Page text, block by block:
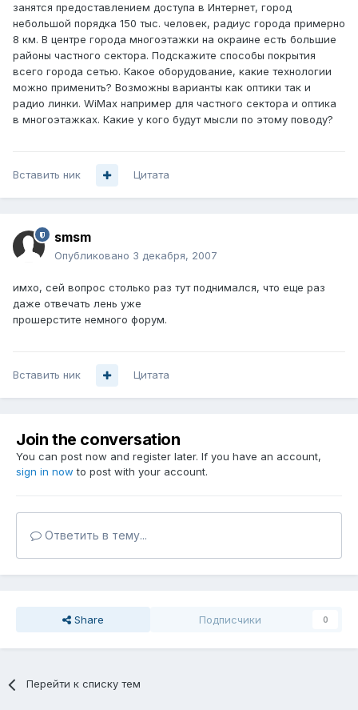
занятся предоставлением доступа в Интернет, город
небольшой порядка 150 тыс. человек, радиус города примерно
8 км. В центре города многоэтажки на окраине есть большие
районы частного сектора. Подскажите способы покрытия
всего города сетью. Какое оборудование, какие технологии
можно применить? Возможны варианты как оптики так и
радио линки. WiMax например для частного сектора и оптика
в многоэтажках. Какие у кого будут мысли по этому поводу?
Вставить ник Цитата
smsm
Опубликовано 3 декабря, 2007
имхо, сей вопрос столько раз тут поднимался, что еще раз
даже отвечать лень уже
прошерстите немного форум.
Вставить ник Цитата
Join the conversation
You can post now and register later. If you have an account,
sign in now to post with your account.
Ответить в тему...
Share Подписчики 0
Перейти к списку тем